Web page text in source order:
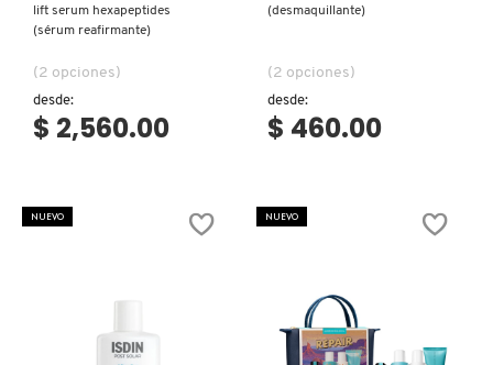
lift serum hexapeptides
(sérum reafirmante)
(2 opciones)
desde:
$ 2,560.00
(desmaquillante)
(2 opciones)
desde:
$ 460.00
NUEVO NUEVO